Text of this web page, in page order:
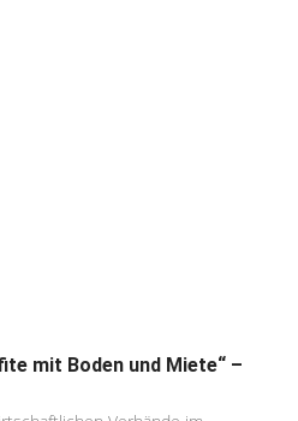
mit Boden und Miete“ –